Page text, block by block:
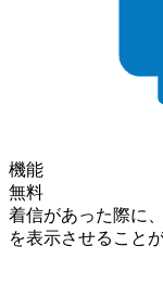
機能
無料
着信があった際に
を表示させること